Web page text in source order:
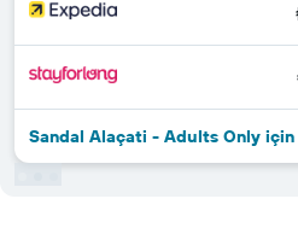
Sandal Alaçati - Adults Only